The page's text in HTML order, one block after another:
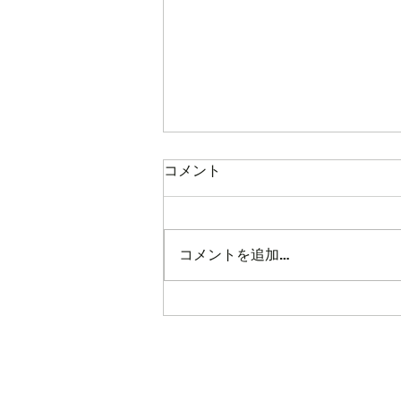
🌸【令和８年度入所申し込
コメント
コメントを追加…